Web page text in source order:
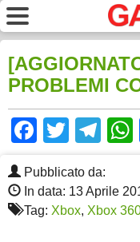
PROBLEMI
Pubblicato da:
In data: 13 Aprile
Tag: Xbox, Xbox